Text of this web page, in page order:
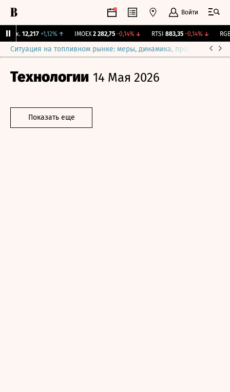
Войти
12,217 +1,12%↑ IMOEX 2 282,75 -0,14%↓ RTSI 883,35 -0,14%↓ RGBI
Ситуация на топливном рынке: меры, динамика, прогнозы
Технологии 14 Мая 2026
Показать еще